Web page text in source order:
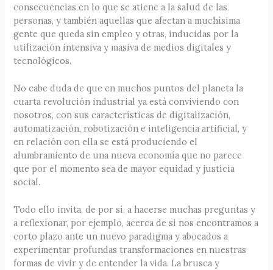
consecuencias en lo que se atiene a la salud de las
personas, y también aquellas que afectan a muchísima
gente que queda sin empleo y otras, inducidas por la
utilización intensiva y masiva de medios digitales y
tecnológicos.
No cabe duda de que en muchos puntos del planeta la
cuarta revolución industrial ya está conviviendo con
nosotros, con sus características de digitalización,
automatización, robotización e inteligencia artificial, y
en relación con ella se está produciendo el
alumbramiento de una nueva economía que no parece
que por el momento sea de mayor equidad y justicia
social.
Todo ello invita, de por sí, a hacerse muchas preguntas y
a reflexionar, por ejemplo, acerca de si nos encontramos a
corto plazo ante un nuevo paradigma y abocados a
experimentar profundas transformaciones en nuestras
formas de vivir y de entender la vida. La brusca y